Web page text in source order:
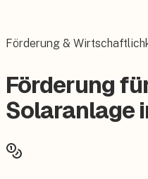
Förderung &
Förderung
Solaranlage